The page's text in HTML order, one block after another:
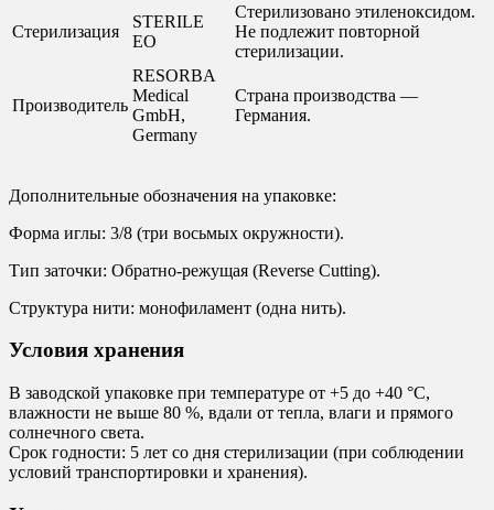
Стерилизация
STERILE
EO
Стерилизовано этиленоксидом.
Не подлежит повторной
стерилизации.
Производитель
RESORBA
Medical
GmbH,
Germany
Страна производства —
Германия.
Дополнительные обозначения на упаковке:
Форма иглы: 3/8 (три восьмых окружности).
Тип заточки: Обратно-режущая (Reverse Cutting).
Структура нити: монофиламент (одна нить).
Условия хранения
В заводской упаковке при температуре от +5 до +40 °С,
влажности не выше 80 %, вдали от тепла, влаги и прямого
солнечного света.
Срок годности: 5 лет со дня стерилизации (при соблюдении
условий транспортировки и хранения).